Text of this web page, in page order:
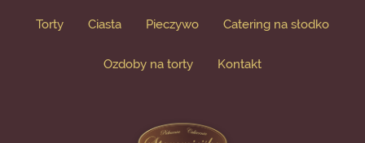
Torty Ciasta Pieczywo Catering na słodko
Ozdoby na torty Kontakt